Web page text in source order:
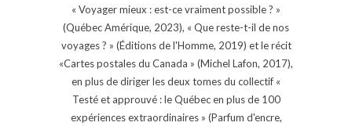
« Voyager mieux : est-ce vraiment possible ? »
(Québec Amérique, 2023), « Que reste-t-il de nos
voyages ? » (Éditions de l'Homme, 2019) et le récit
«Cartes postales du Canada » (Michel Lafon, 2017),
en plus de diriger les deux tomes du collectif «
Testé et approuvé : le Québec en plus de 100
expériences extraordinaires » (Parfum d'encre,